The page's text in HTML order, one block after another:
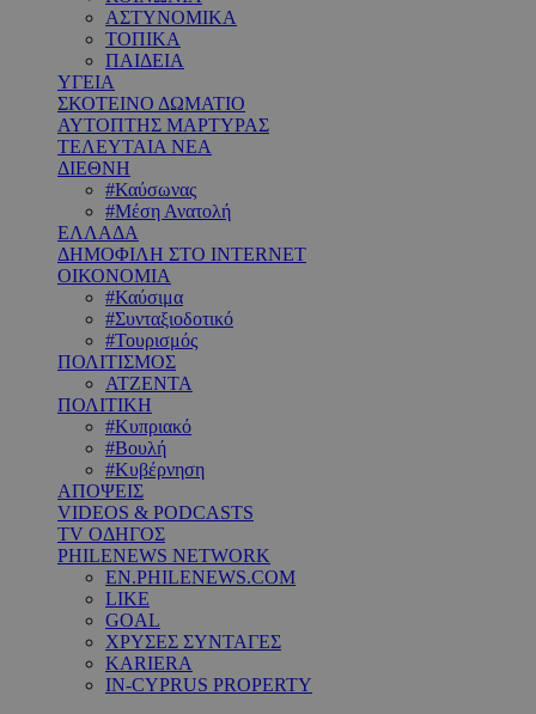
ΑΣΤΥΝΟΜΙΚΑ
ΤΟΠΙΚΑ
ΠΑΙΔΕΙΑ
ΥΓΕΙΑ
ΣΚΟΤΕΙΝΟ ΔΩΜΑΤΙΟ
ΑΥΤΟΠΤΗΣ ΜΑΡΤΥΡΑΣ
ΤΕΛΕΥΤΑΙΑ ΝΕΑ
ΔΙΕΘΝΗ
#Καύσωνας
#Μέση Ανατολή
ΕΛΛΑΔΑ
ΔΗΜΟΦΙΛΗ ΣΤΟ INTERNET
ΟΙΚΟΝΟΜΙΑ
#Καύσιμα
#Συνταξιοδοτικό
#Τουρισμός
ΠΟΛΙΤΙΣΜΟΣ
ΑΤΖΕΝΤΑ
ΠΟΛΙΤΙΚΗ
#Κυπριακό
#Βουλή
#Κυβέρνηση
ΑΠΟΨΕΙΣ
VIDEOS & PODCASTS
TV ΟΔΗΓΟΣ
PHILENEWS NETWORK
EN.PHILENEWS.COM
LIKE
GOAL
ΧΡΥΣΕΣ ΣΥΝΤΑΓΕΣ
KARIERA
IN-CYPRUS PROPERTY